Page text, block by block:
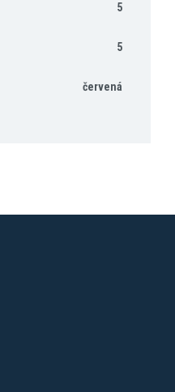
5
5
červená